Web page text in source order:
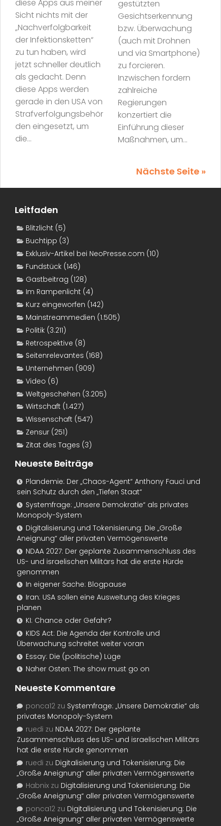
diese Apps aus meiner
Sicht nichts mit der
„Nachverfolgbarkeit
der Infektionsketten“
zu tun haben, wird
jetzt schneller deutlich
als gedacht. Denn
diese Apps werden
gerade in den USA von
Strafverfolgungsbehör
den eingesetzt, um
die...
gestützten
Gesichtserkennung
bzw. Überwachung
(auch mit Drohnen
und via Smartphone)
zu forcieren.
Inzwischen fordern
zahlreiche
Regierungen
konzertiert die
Einführung dieser
Maßnahmen, um...
Nächste Seite »
Leitfaden
Blitzlicht (5)
Buchtipp (3)
Exklusiv-Artikel bei NeoPresse.com (10)
Fundstück (146)
Gastbeitrag (128)
Im Rampenlicht (4)
Kurz eingeworfen (142)
Mainstreammedien (1.505)
Politik (3.211)
Retrospektive (8)
Seitenrelevantes (168)
Unternehmen (909)
Video (6)
Weltgeschehen (3.205)
Wirtschaft (1.427)
Wissenschaft (547)
Zensur (251)
Zitat des Tages (3)
Neueste Beiträge
Plandemie: Der „Chaos-Agent“ Anthony Fauci und
sein Schutz durch den „Tiefen Staat“
Systemfrage: „Unsere Demokratie“ als privates
Monopoly-System
Digitalisierung und Tokenisierung: Die „Große
Aneignung“ aller privaten Vermögenswerte
NDAA 2027: Der geplante Zusammenschluss des
US- und israelischen Militärs hat die erste Hürde
genommen
In eigener Sache: Blogpause
Iran: USA sollen eine Ausweitung des Krieges
planen
KI: Chance oder Gefahr?
KIDS Act: Die Agenda der Kontrolle und
Überwachung schreitet weiter voran
Essay: Die (politische) Lüge
Naher Osten: The show must go on
Neueste Kommentare
ponca12 zu Systemfrage: „Unsere Demokratie“ als
privates Monopoly-System
ruedi zu NDAA 2027: Der geplante
Zusammenschluss des US- und israelischen Militärs
hat die erste Hürde genommen
ruedi zu Digitalisierung und Tokenisierung: Die
„Große Aneignung“ aller privaten Vermögenswerte
Habnix zu Digitalisierung und Tokenisierung: Die
„Große Aneignung“ aller privaten Vermögenswerte
ponca12 zu Digitalisierung und Tokenisierung: Die
„Große Aneignung“ aller privaten Vermögenswerte